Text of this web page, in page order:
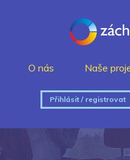
O nás Naše
Přihlásit / registrovat